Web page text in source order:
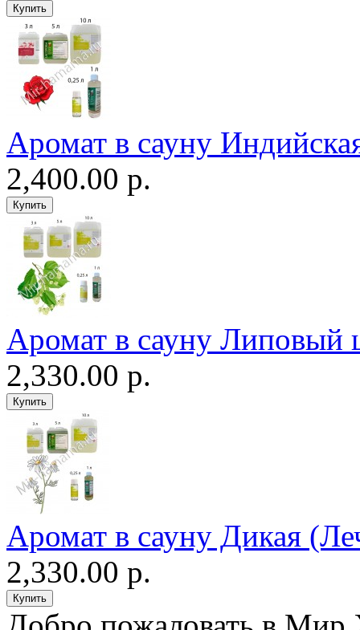
Аромат в сауну
2,400.00 р.
Аромат в сауну Липовый
2,330.00 р.
Аромат в сауну Дикая
2,330.00 р.